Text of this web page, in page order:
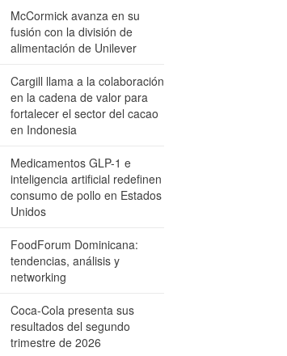
McCormick avanza en su
fusión con la división de
alimentación de Unilever
Cargill llama a la colaboración
en la cadena de valor para
fortalecer el sector del cacao
en Indonesia
Medicamentos GLP-1 e
inteligencia artificial redefinen
consumo de pollo en Estados
Unidos
FoodForum Dominicana:
tendencias, análisis y
networking
Coca-Cola presenta sus
resultados del segundo
trimestre de 2026